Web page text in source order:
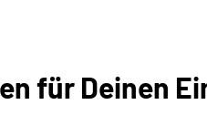
für Deinen